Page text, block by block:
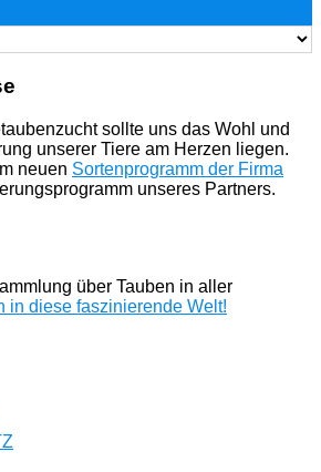
sollte uns das Wohl und
unserer Tiere am Herzen liegen.
neuen Sortenprogramm der Firma
unseres Partners.
über Tauben in aller
in diese faszinierende Welt!